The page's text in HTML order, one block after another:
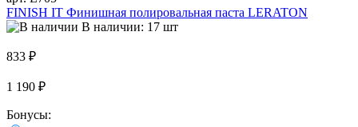
FINISH IT Финишная полировальная паста LERATON
В наличии: 17 шт
833 ₽
1 190 ₽
Бонусы: